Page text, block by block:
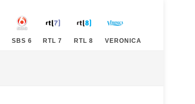
SBS 6 RTL 7 RTL 8 VERONICA